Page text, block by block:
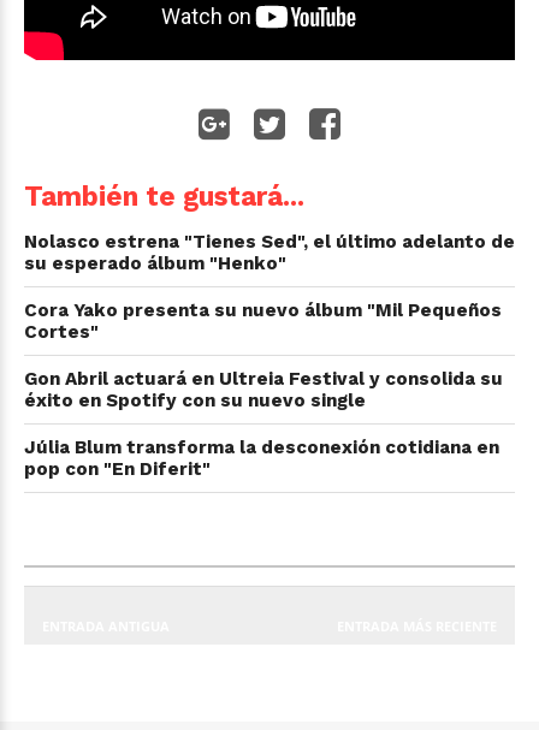
También te gustará...
Nolasco estrena "Tienes Sed", el último adelanto de
su esperado álbum "Henko"
Cora Yako presenta su nuevo álbum "Mil Pequeños
Cortes"
Gon Abril actuará en Ultreia Festival y consolida su
éxito en Spotify con su nuevo single
Júlia Blum transforma la desconexión cotidiana en
pop con "En Diferit"